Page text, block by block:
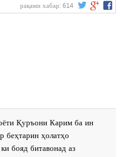
рақами хабар: 614
Қуръони Карим ба ин
беҳтарин ҳолатҳо
бояд битавонад аз